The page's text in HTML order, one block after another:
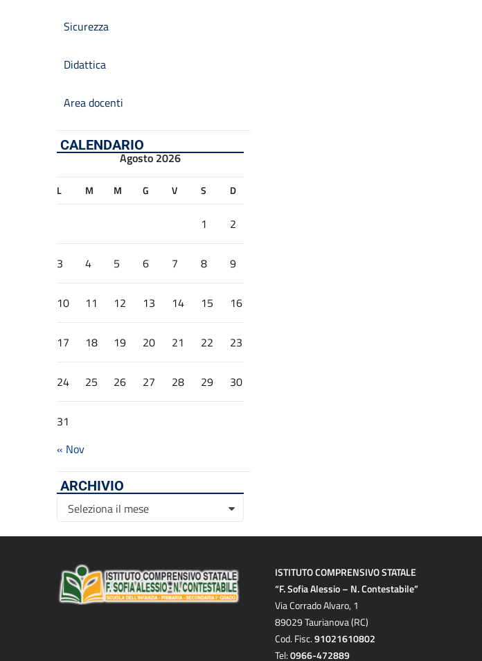
Sicurezza
Didattica
Area docenti
CALENDARIO
Agosto 2026
L M M G V S D
1 2
3 4 5 6 7 8 9
10 11 12 13 14 15 16
17 18 19 20 21 22 23
24 25 26 27 28 29 30
31
« Nov
ARCHIVIO
Archivio
Seleziona il mese
ISTITUTO COMPRENSIVO STATALE
“F. Sofia Alessio – N. Contestabile”
Via Corrado Alvaro, 1
89029 Taurianova (RC)
Cod. Fisc.91021610802
Tel:0966-472889